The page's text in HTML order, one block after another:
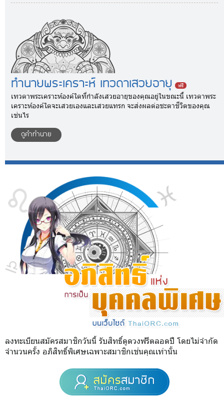
ทำนายพระเคราะห์ เทวดาเสวยอายุ ฟรี
เทวดาพระเคราะห์องค์ใดที่กำลังเสวยอายุของคุณอยู่ในขณะนี้ เทวดาพระ
เคราะห์องค์ใดจะเสวยเองและเสวยแทรก จะส่งผลต่อชะตาชีวิตของคุณ
เช่นไร
ดูคำทำนาย
ลงทะเบียนสมัครสมาชิกวันนี้ รับสิทธิ์ดูดวงฟรีตลอดปี โดยไม่จำกัด
จำนวนครั้ง อภิสิทธิ์พิเศษเฉพาะสมาชิกเช่นคุณเท่านั้น